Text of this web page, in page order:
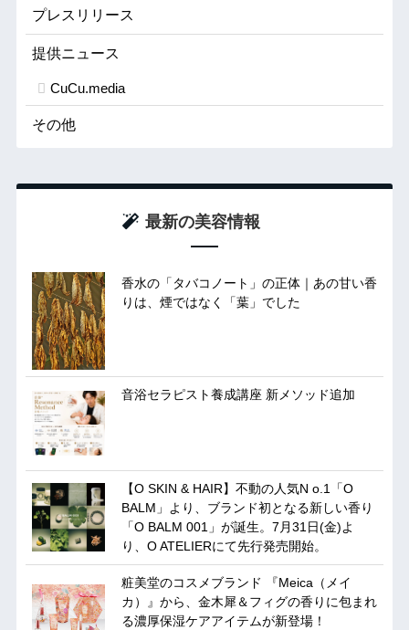
プレスリリース
提供ニュース
CuCu.media
その他
最新の美容情報
香水の「タバコノート」の正体｜あの甘い香
りは、煙ではなく「葉」でした
音浴セラピスト養成講座 新メソッド追加
【O SKIN & HAIR】不動の人気N o.1「O
BALM」より、ブランド初となる新しい香り
「O BALM 001」が誕生。7月31日(金)よ
り、O ATELIERにて先行発売開始。
粧美堂のコスメブランド 『Meica（メイ
カ）』から、金木犀＆フィグの香りに包まれ
る濃厚保湿ケアアイテムが新登場！